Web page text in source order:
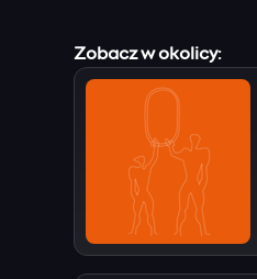
Zobacz w okolicy: